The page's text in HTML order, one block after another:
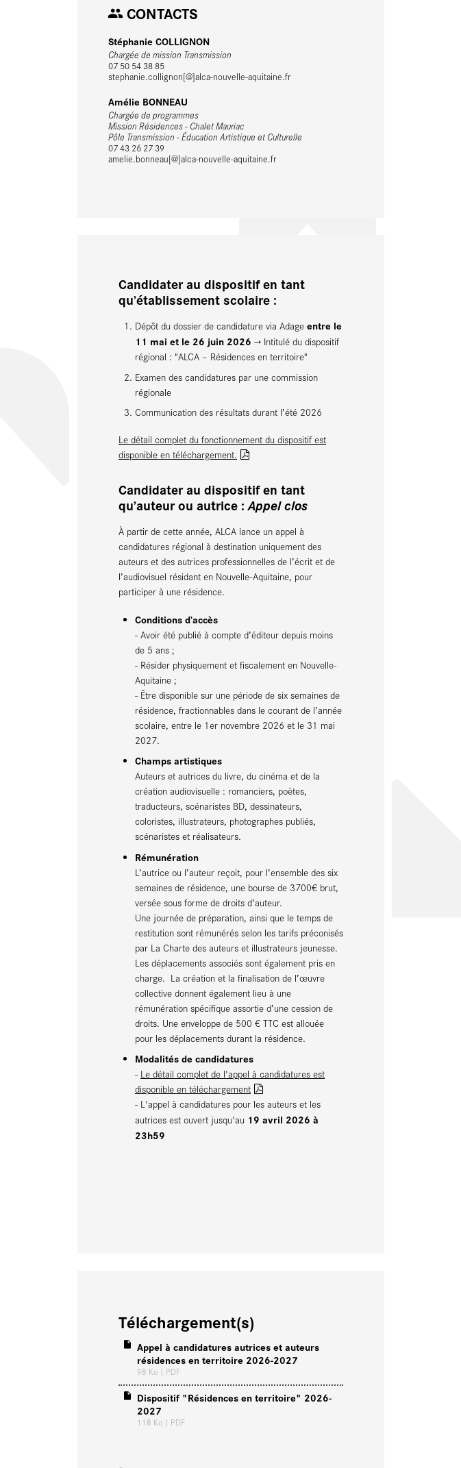
CONTACTS
Stéphanie COLLIGNON
Chargée de mission Transmission
07 50 54 38 85
stephanie.collignon[@]alca-nouvelle-aquitaine.fr
Amélie BONNEAU
Chargée de programmes
Mission Résidences - Chalet Mauriac
Pôle Transmission - Éducation Artistique et Culturelle
07 43 26 27 39
amelie.bonneau[@]alca-nouvelle-aquitaine.fr
Candidater au dispositif en tant
qu’établissement scolaire :
Dépôt du dossier de candidature via Adage entre le
11 mai et le 26 juin 2026 → Intitulé du dispositif
régional : "ALCA – Résidences en territoire"
Examen des candidatures par une commission
régionale
Communication des résultats durant l’été 2026
Le détail complet du fonctionnement du dispositif est
disponible en téléchargement.
Candidater au dispositif en tant
qu’auteur ou autrice :Appel clos
À partir de cette année, ALCA lance un appel à
candidatures régional à destination uniquement des
auteurs et des autrices professionnelles de l’écrit et de
l’audiovisuel résidant en Nouvelle-Aquitaine, pour
participer à une résidence.
Conditions d’accès
- Avoir été publié à compte d’éditeur depuis moins
de 5 ans ;
- Résider physiquement et fiscalement en Nouvelle-
Aquitaine ;
- Être disponible sur une période de six semaines de
résidence, fractionnables dans le courant de l’année
scolaire, entre le 1er novembre 2026 et le 31 mai
2027.
Champs artistiques
Auteurs et autrices du livre, du cinéma et de la
création audiovisuelle : romanciers, poètes,
traducteurs, scénaristes BD, dessinateurs,
coloristes, illustrateurs, photographes publiés,
scénaristes et réalisateurs.
Rémunération
L’autrice ou l’auteur reçoit, pour l’ensemble des six
semaines de résidence, une bourse de 3700€ brut,
versée sous forme de droits d’auteur.
Une journée de préparation, ainsi que le temps de
restitution sont rémunérés selon les tarifs préconisés
par La Charte des auteurs et illustrateurs jeunesse.
Les déplacements associés sont également pris en
charge. La création et la finalisation de l’œuvre
collective donnent également lieu à une
rémunération spécifique assortie d’une cession de
droits. Une enveloppe de 500 € TTC est allouée
pour les déplacements durant la résidence.
Modalités de candidatures
- Le détail complet de l'appel à candidatures est
disponible en téléchargement
- L'appel à candidatures pour les auteurs et les
autrices est ouvert jusqu'au 19 avril 2026 à
23h59
Téléchargement(s)
Appel à candidatures autrices et auteurs
résidences en territoire 2026-2027
98 Ko | PDF
Dispositif "Résidences en territoire" 2026-
2027
118 Ko | PDF